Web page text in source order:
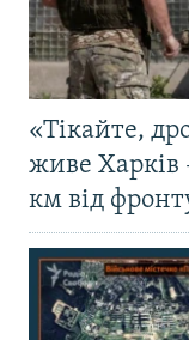
«Тікайте,
живе Харків
км від